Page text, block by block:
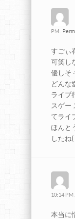
PM
すごぃ
可笑し
優しそ
どんな
ライブ
スゲー
てライ
ほんと
したね
10:14 PM
本当に